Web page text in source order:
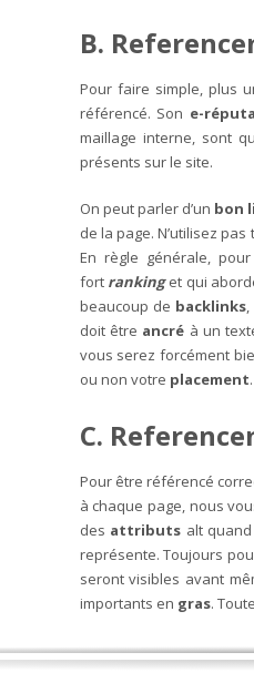
B.
Pour faire simple, plus
référencé. Son e-
maillage interne, sont
présents sur le site.
On peut parler d’un bon
de la page. N’utilisez pas
En règle générale,
fort rankinget qui
beaucoup de backlinks,
doit être ancré à un
vous serez forcément
ou non votre placement.
C.
Pour être référencé
à chaque page, nous
des attributs alt
représente. Toujours
seront visibles avant
importants en gras.